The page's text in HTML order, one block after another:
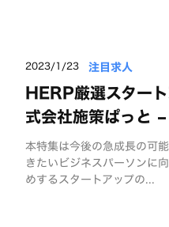
2023/1/23 注目求人
HERP厳選スター
式会社施策ぱっと –
本特集は今後の急成長の可
きたいビジネスパーソンに
めするスタートアップの...